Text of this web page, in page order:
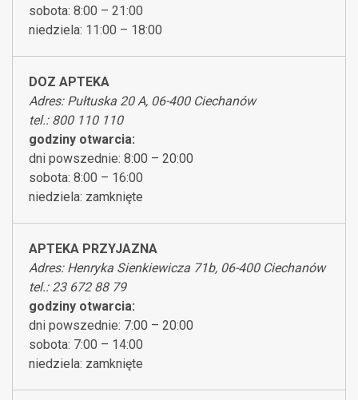
sobota: 8:00 – 21:00
niedziela: 11:00 – 18:00
DOZ APTEKA
Adres: Pułtuska 20 A, 06-400 Ciechanów
tel.: 800 110 110
godziny otwarcia:
dni powszednie: 8:00 – 20:00
sobota: 8:00 – 16:00
niedziela: zamknięte
APTEKA PRZYJAZNA
Adres: Henryka Sienkiewicza 71b, 06-400 Ciechanów
tel.: 23 672 88 79
godziny otwarcia:
dni powszednie: 7:00 – 20:00
sobota: 7:00 – 14:00
niedziela: zamknięte